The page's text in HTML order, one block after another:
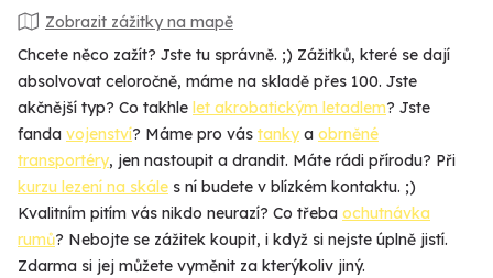
Zobrazit zážitky na mapě
Chcete něco zažít? Jste tu správně. ;) Zážitků, které se dají
absolvovat celoročně, máme na skladě přes 100. Jste
akčnější typ? Co takhle let akrobatickým letadlem? Jste
fanda vojenství? Máme pro vás tanky a obrněné
transportéry, jen nastoupit a drandit. Máte rádi přírodu? Při
kurzu lezení na skále s ní budete v blízkém kontaktu. ;)
Kvalitním pitím vás nikdo neurazí? Co třeba ochutnávka
rumů? Nebojte se zážitek koupit, i když si nejste úplně jistí.
Zdarma si jej můžete vyměnit za kterýkoliv jiný.